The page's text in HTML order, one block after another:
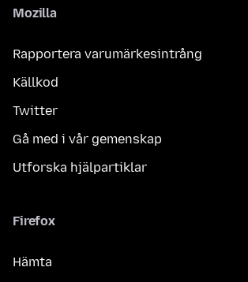
Mozilla
Rapportera varumärkesintrång
Källkod
Twitter
Gå med i vår gemenskap
Utforska hjälpartiklar
Firefox
Hämta